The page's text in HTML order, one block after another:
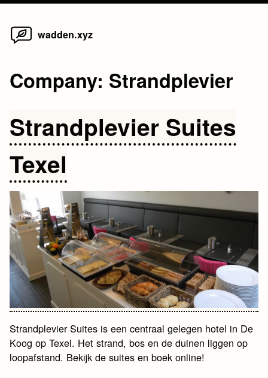
Skip
wadden.xyz
Company: Strandplevier
Strandplevier Suites
Texel
Strandplevier Suites is een centraal gelegen hotel in De
Koog op Texel. Het strand, bos en de duinen liggen op
loopafstand. Bekijk de suites en boek online!